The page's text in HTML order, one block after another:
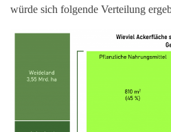
würde sich folgende Verteilung